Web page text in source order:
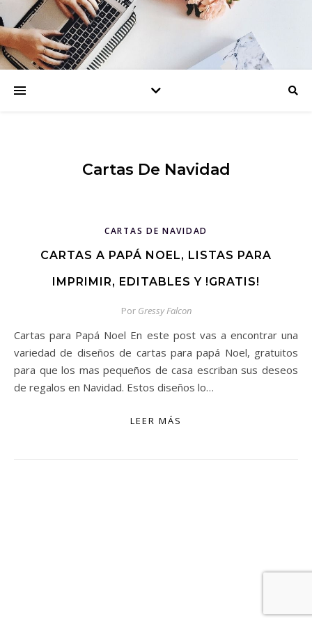
Cartas De Navidad
CARTAS DE NAVIDAD
CARTAS A PAPÁ NOEL, LISTAS PARA
IMPRIMIR, EDITABLES Y !GRATIS!
Por Gressy Falcon
Cartas para Papá Noel En este post vas a encontrar una
variedad de diseños de cartas para papá Noel, gratuitos
para que los mas pequeños de casa escriban sus deseos
de regalos en Navidad. Estos diseños lo…
LEER MÁS